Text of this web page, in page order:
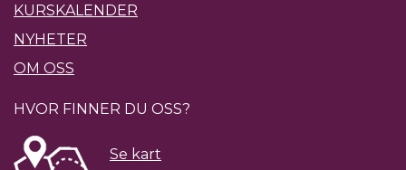
KURSKALENDER
NYHETER
OM OSS
HVOR FINNER DU OSS?
Se kart